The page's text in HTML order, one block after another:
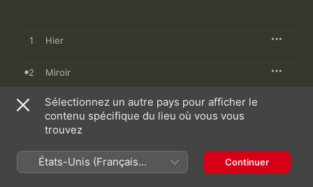
1 Hier
2 Miroir
3 Aujourd'hui
Dans mon élément (feat. Isha)
J'en sais rien
Sélectionnez un autre pays pour afficher le
contenu spécifique du lieu où vous vous
trouvez
États-Unis (Français
France)
Continuer